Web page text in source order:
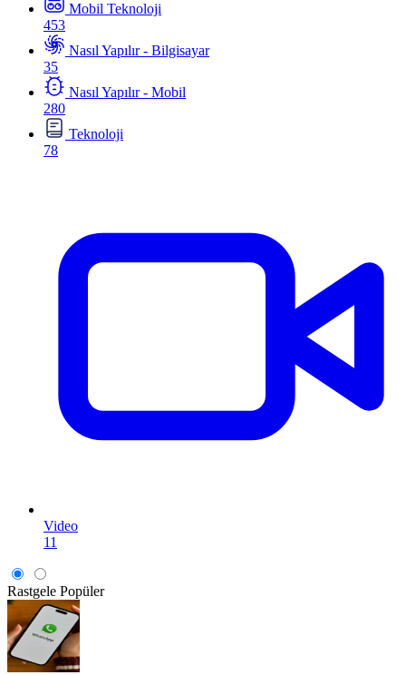
Mobil Teknoloji
453
Nasıl Yapılır - Bilgisayar
35
Nasıl Yapılır - Mobil
280
Teknoloji
78
Video
11
Rastgele Popüler